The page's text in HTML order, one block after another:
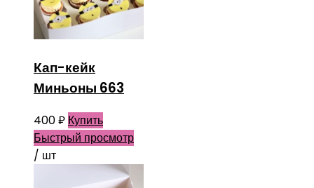
Кап-кейк
Миньоны 663
400₽ Купить
Быстрый просмотр
/ шт